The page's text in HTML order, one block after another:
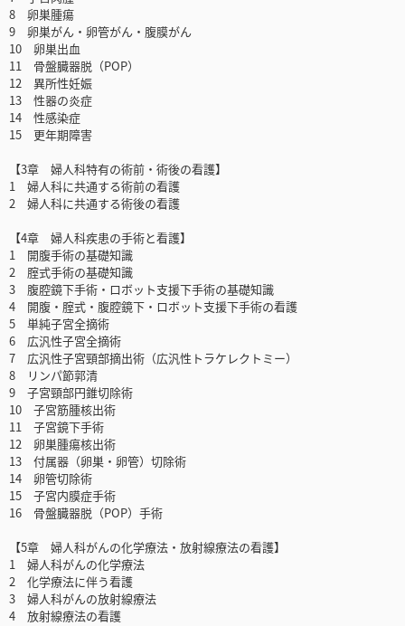
8 卵巣腫瘍
9 卵巣がん・卵管がん・腹膜がん
10 卵巣出血
11 骨盤臓器脱（POP）
12 異所性妊娠
13 性器の炎症
14 性感染症
15 更年期障害
【3章 婦人科特有の術前・術後の看護】
1 婦人科に共通する術前の看護
2 婦人科に共通する術後の看護
【4章 婦人科疾患の手術と看護】
1 開腹手術の基礎知識
2 腟式手術の基礎知識
3 腹腔鏡下手術・ロボット支援下手術の基礎知識
4 開腹・腟式・腹腔鏡下・ロボット支援下手術の看護
5 単純子宮全摘術
6 広汎性子宮全摘術
7 広汎性子宮頸部摘出術（広汎性トラケレクトミー）
8 リンパ節郭清
9 子宮頸部円錐切除術
10 子宮筋腫核出術
11 子宮鏡下手術
12 卵巣腫瘍核出術
13 付属器（卵巣・卵管）切除術
14 卵管切除術
15 子宮内膜症手術
16 骨盤臓器脱（POP）手術
【5章 婦人科がんの化学療法・放射線療法の看護】
1 婦人科がんの化学療法
2 化学療法に伴う看護
3 婦人科がんの放射線療法
4 放射線療法の看護